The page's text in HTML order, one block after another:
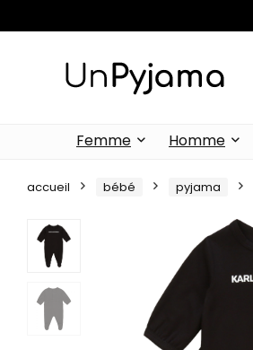
Femme Homme
accueil bébé pyjama